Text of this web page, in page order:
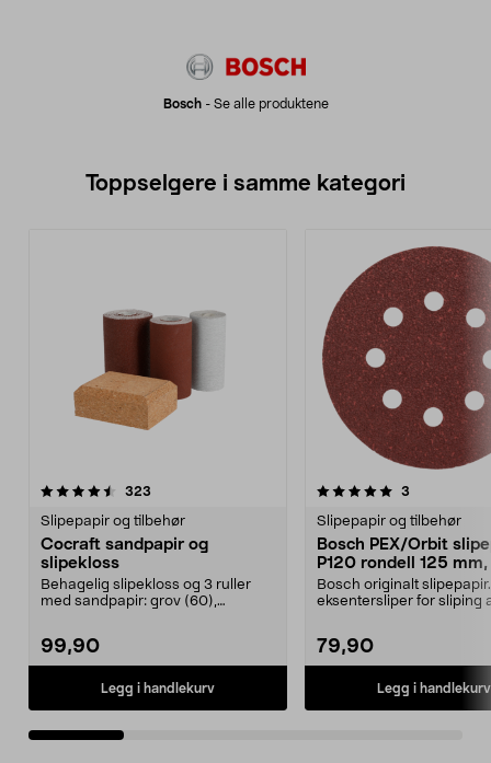
Bosch- Se alle produktene
Toppselgere i samme kategori
323
Slipepapir og tilbehør
Cocraft sandpapir og
slipekloss
Behagelig slipekloss og 3 ruller
med sandpapir: grov (60),
99,90
Legg i handlekurv
5.0 av 5 stjerner 3
Slipepapir og tilbehør
Bosch PEX/Orbit
P120 rondell 125
pakning
Bosch originalt
eksentersliper for sliping
79,90
Legg i handlekurv
4.5 av 5 stjerner